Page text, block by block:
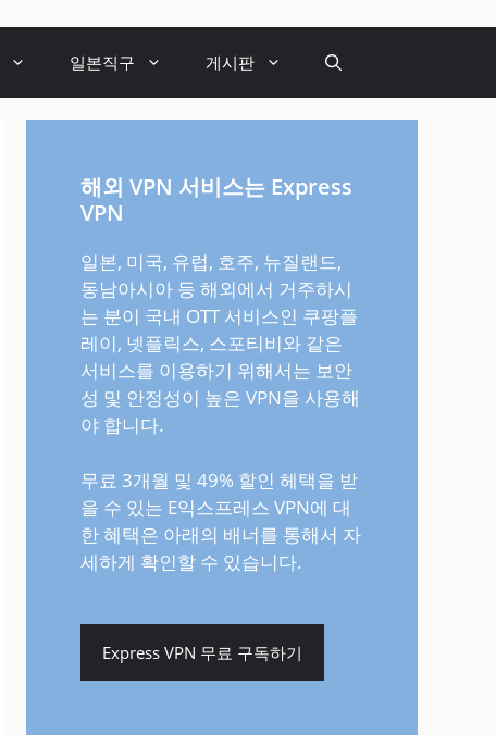
일본직구 게시판
해외 VPN 서비스는 Express
VPN
일본, 미국, 유럽, 호주, 뉴질랜드,
동남아시아 등 해외에서 거주하시
는 분이 국내 OTT 서비스인 쿠팡플
레이, 넷플릭스, 스포티비와 같은
서비스를 이용하기 위해서는 보안
성 및 안정성이 높은 VPN을 사용해
야 합니다.
무료 3개월 및 49% 할인 헤택을 받
을 수 있는 E익스프레스 VPN에 대
한 혜택은 아래의 배너를 통해서 자
세하게 확인할 수 있습니다.
Express VPN 무료 구독하기